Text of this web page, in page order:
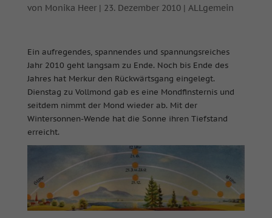
von Monika Heer| 23. Dezember 2010| ALLgemein
Ein aufregendes, spannendes und spannungsreiches
Jahr 2010 geht langsam zu Ende. Noch bis Ende des
Jahres hat Merkur den Rückwärtsgang eingelegt.
Dienstag zu Vollmond gab es eine Mondfinsternis und
seitdem nimmt der Mond wieder ab. Mit der
Wintersonnen-Wende hat die Sonne ihren Tiefstand
erreicht.